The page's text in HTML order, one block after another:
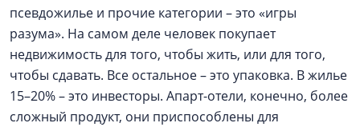
псевдожилье и прочие категории – это «игры
разума». На самом деле человек покупает
недвижимость для того, чтобы жить, или для того,
чтобы сдавать. Все остальное – это упаковка. В жилье
15–20% – это инвесторы. Апарт-отели, конечно, более
сложный продукт, они приспособлены для